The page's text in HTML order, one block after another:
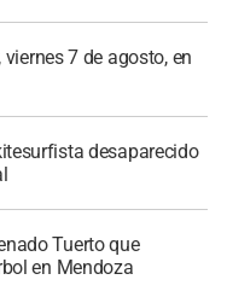
7 de agosto, en
desaparecido
Tuerto que
en Mendoza